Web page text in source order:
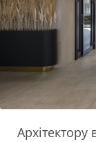
Архітектору